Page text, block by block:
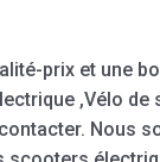
prix et une
,Vélo de
Nous